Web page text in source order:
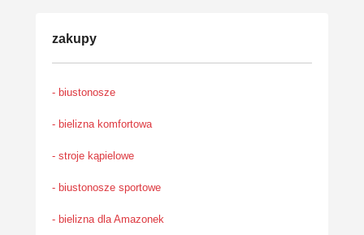
zakupy
- biustonosze
- bielizna komfortowa
- stroje kąpielowe
- biustonosze sportowe
- bielizna dla Amazonek